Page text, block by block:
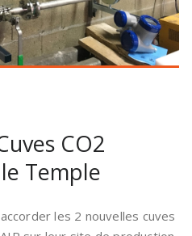
CO2
Temple
les 2 nouvelles cuves